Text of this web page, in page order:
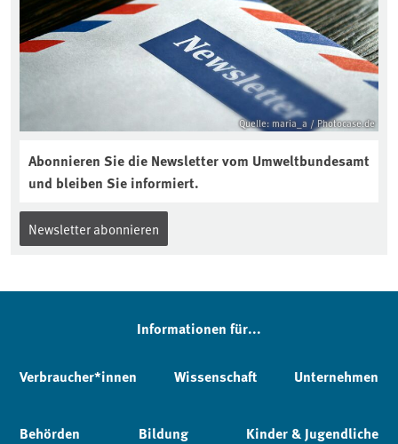
Quelle: maria_a / Photocase.de
Abonnieren Sie die Newsletter vom Umweltbundesamt
und bleiben Sie informiert.
Newsletter abonnieren
Informationen für...
Verbraucher*innen Wissenschaft Unternehmen
Behörden Bildung Kinder & Jugendliche